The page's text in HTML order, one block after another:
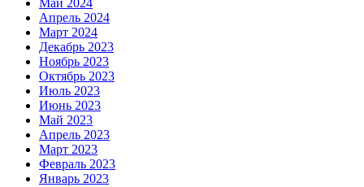
Май 2024
Апрель 2024
Март 2024
Декабрь 2023
Ноябрь 2023
Октябрь 2023
Июль 2023
Июнь 2023
Май 2023
Апрель 2023
Март 2023
Февраль 2023
Январь 2023